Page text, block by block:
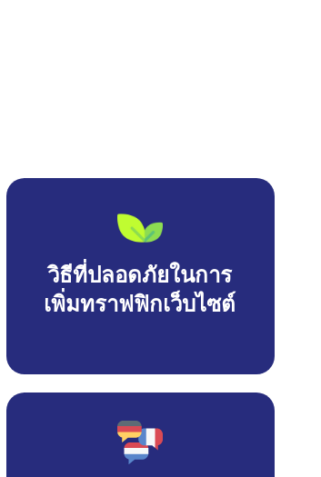
วิธีที่ปลอดภัยในการ
เพิ่มทราฟฟิกเว็บไซต์